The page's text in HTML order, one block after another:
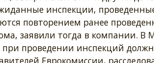
инспекции,
повторением ранее
заявили тогда в компании. В
при проведении инспекций
Еврокомиссии,